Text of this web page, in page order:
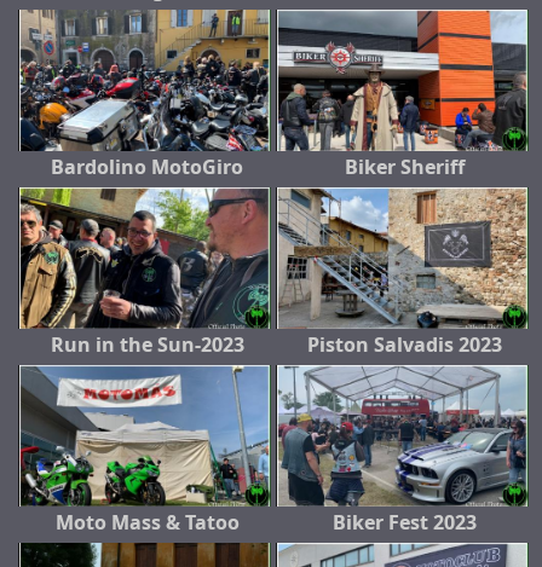
Bardolino MotoGiro Biker Sheriff
Run in the Sun-2023 Piston Salvadis 2023
Moto Mass & Tatoo Biker Fest 2023